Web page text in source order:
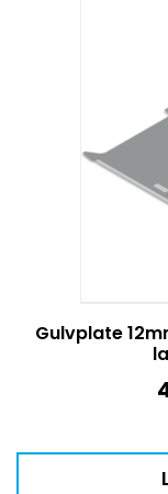
Gulvplate